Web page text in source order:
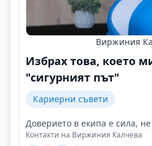
Виржиния
Избрах това, което
"сигурният път"
Кариерни съвети
Доверието в екипа е сила, не
Контакти на Виржиния Калчева